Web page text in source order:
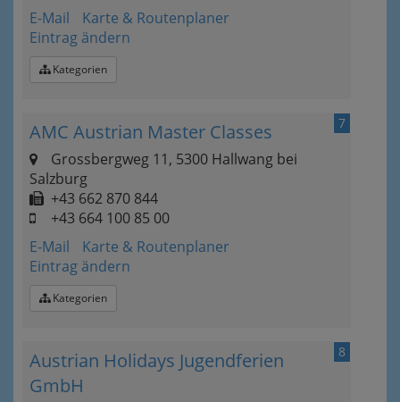
E-Mail
Karte & Routenplaner
Eintrag ändern
Kategorien
7
AMC Austrian Master Classes
Grossbergweg 11, 5300 Hallwang bei
Salzburg
+43 662 870 844
+43 664 100 85 00
E-Mail
Karte & Routenplaner
Eintrag ändern
Kategorien
8
Austrian Holidays Jugendferien
GmbH